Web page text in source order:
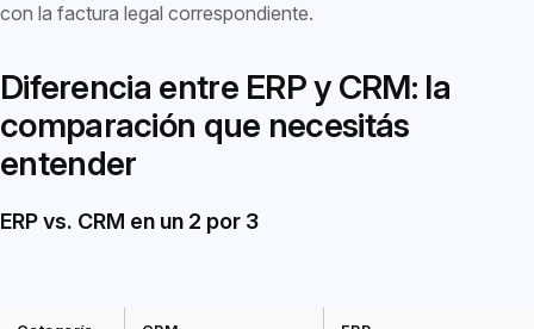
con la factura legal correspondiente.
Diferencia entre ERP y CRM: la
comparación que necesitás
entender
ERP vs. CRM en un 2 por 3